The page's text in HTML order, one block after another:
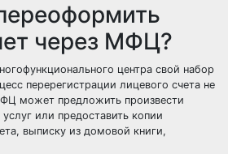
через МФЦ?
центра свой набор
перерегистрации лицевого счета не
может предложить произвести
или предоставить копии
выписку из домовой книги,